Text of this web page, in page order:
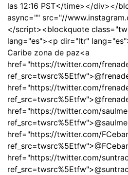
las 12:16 PST</time></div></
async="" src="//
</script><blockquote
lang="es"><p dir="ltr"
Caribe zona de paz<a
href="https://twitter.com/
href="https://twitter.com/
href="https://twitter.com/
href="https://twitter.com/
href="https://twitter.com/